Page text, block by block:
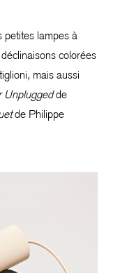
petites lampes à
colorées
mais aussi
Unpluggedde
de Philippe